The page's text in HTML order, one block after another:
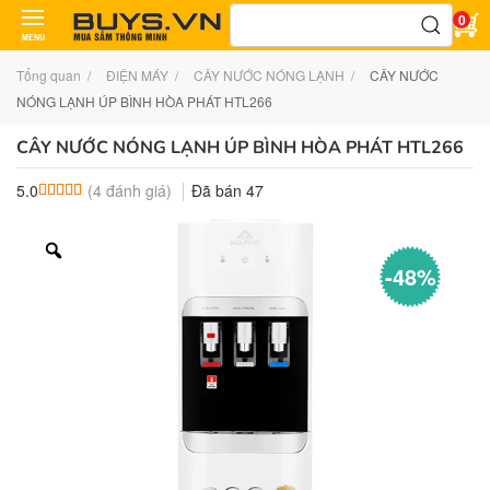
MENU
Tìm
0
Tổng quan ĐIỆN MÁY CÂY NƯỚC NÓNG LẠNH
CÂY NƯỚC
NÓNG LẠNH ÚP BÌNH HÒA PHÁT HTL266
CÂY NƯỚC NÓNG LẠNH ÚP BÌNH HÒA PHÁT HTL266
5.0 5.0 trên 5 dựa trên
4 đánh giá
(4 đánh giá) Đã bán 47
-48%